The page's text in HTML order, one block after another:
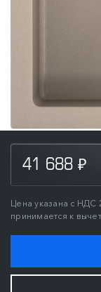
41 688 ₽
Цена указана с
принимается к